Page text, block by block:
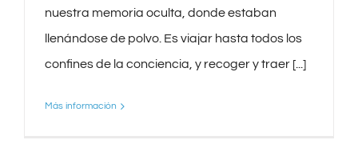
nuestra memoria oculta, donde estaban
llenándose de polvo. Es viajar hasta todos los
confines de la conciencia, y recoger y traer [...]
Más información